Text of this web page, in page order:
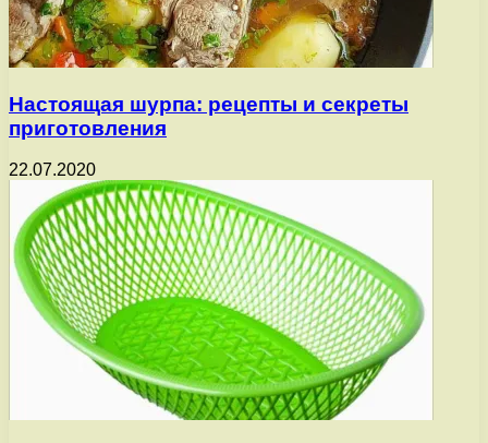
Настоящая шурпа: рецепты и секреты
приготовления
22.07.2020